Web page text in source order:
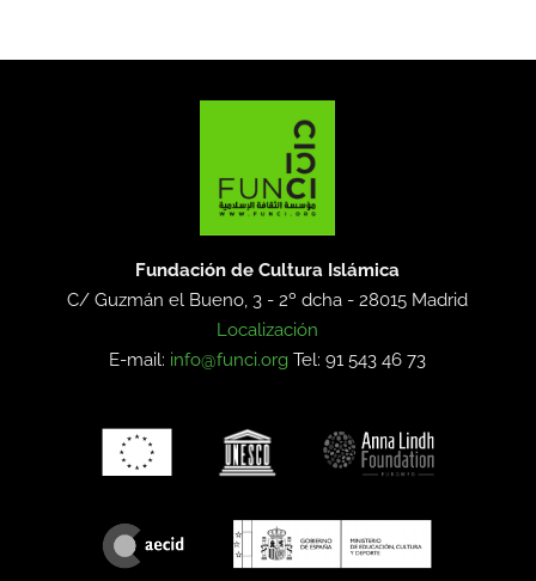
Fundación de Cultura Islámica
C/ Guzmán el Bueno, 3 - 2º dcha -28015 Madrid
Localización
E-mail: info@funci.org Tel: 91 543 46 73